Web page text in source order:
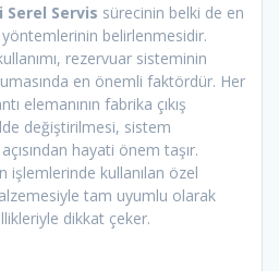
Serel Servis sürecinin belki de en
belirlenmesidir.
rezervuar sisteminin
en önemli faktördür. Her
elemanının fabrika çıkış
değiştirilmesi, sistem
hayati önem taşır.
işlemlerinde kullanılan özel
tam uyumlu olarak
dikkat çeker.